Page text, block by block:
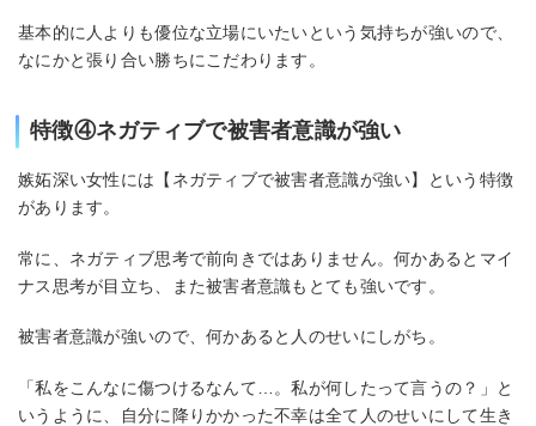
基本的に人よりも優位な立場にいたいという気持ちが強いので、
なにかと張り合い勝ちにこだわります。
特徴④ネガティブで被害者意識が強い
嫉妬深い女性には【ネガティブで被害者意識が強い】という特徴
があります。
常に、ネガティブ思考で前向きではありません。何かあるとマイ
ナス思考が目立ち、また被害者意識もとても強いです。
被害者意識が強いので、何かあると人のせいにしがち。
「私をこんなに傷つけるなんて…。私が何したって言うの？」と
いうように、自分に降りかかった不幸は全て人のせいにして生き